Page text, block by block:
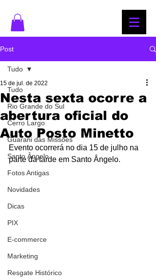
Post
Tudo
Rio Grande do Sul
Cerro Largo
Guarani das Missões
Santo Ângelo
Fotos Antigas
Novidades
Dicas
PIX
E-commerce
Marketing
Resgate Histórico
Tudo
Nesta sexta ocorre a
abertura oficial do
Auto Posto Minetto
15 de jul. de 2022
Evento ocorrerá no dia 15 de julho na
parte da tarde em Santo Ângelo.